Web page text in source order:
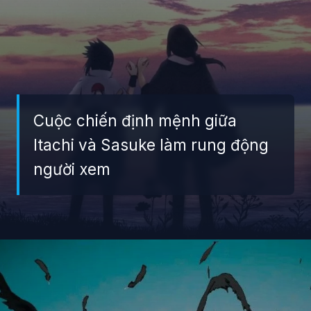
Cuộc chiến định mệnh giữa
Itachi và Sasuke làm rung động
người xem
Đang mở https://giaydabonghana.com/anh-sasuke